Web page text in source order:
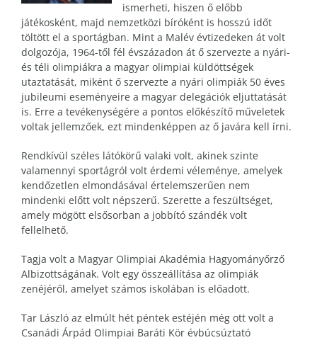
ismerheti, hiszen ő előbb
játékosként, majd nemzetközi bíróként is hosszú időt
töltött el a sportágban. Mint a Malév évtizedeken át volt
dolgozója, 1964-től fél évszázadon át ő szervezte a nyári-
és téli olimpiákra a magyar olimpiai küldöttségek
utaztatását, miként ő szervezte a nyári olimpiák 50 éves
jubileumi eseményeire a magyar delegációk eljuttatását
is. Erre a tevékenységére a pontos előkészítő műveletek
voltak jellemzőek, ezt mindenképpen az ő javára kell írni.
Rendkívül széles látókörű valaki volt, akinek szinte
valamennyi sportágról volt érdemi véleménye, amelyek
kendőzetlen elmondásával értelemszerűen nem
mindenki előtt volt népszerű. Szerette a feszültséget,
amely mögött elsősorban a jobbító szándék volt
fellelhető.
Tagja volt a Magyar Olimpiai Akadémia Hagyományőrző
Albizottságának. Volt egy összeállítása az olimpiák
zenéjéről, amelyet számos iskolában is előadott.
Tar László az elmúlt hét péntek estéjén még ott volt a
Csanádi Árpád Olimpiai Baráti Kör évbúcsúztató